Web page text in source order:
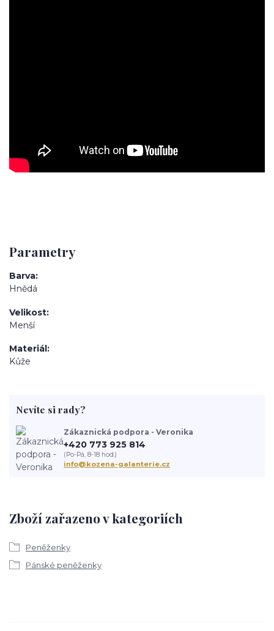
Parametry
Barva
Hnědá
Velikost
Menší
Materiál
Kůže
Zboží zařazeno v kategoriích
Peněženky
Pánské peněženky
Nevíte si rady?
Zákaznická podpora - Veronika
+420 773 925 814
(Po-Pá, 8-18 hod.)
info@kozena-galanterie.cz